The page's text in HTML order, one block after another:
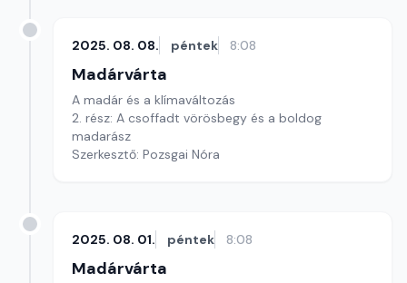
2025. 08. 08. péntek 8:08
Madárvárta
A madár és a klímaváltozás
2. rész: A csoffadt vörösbegy és a boldog
madarász
Szerkesztő: Pozsgai Nóra
2025. 08. 01. péntek 8:08
Madárvárta